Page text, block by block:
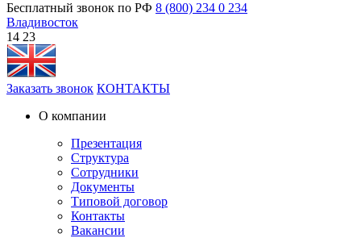
Бесплатный звонок по РФ 8 (800) 234 0 234
Владивосток
14 23
Заказать звонок КОНТАКТЫ
О компании
Презентация
Структура
Сотрудники
Документы
Типовой договор
Контакты
Вакансии